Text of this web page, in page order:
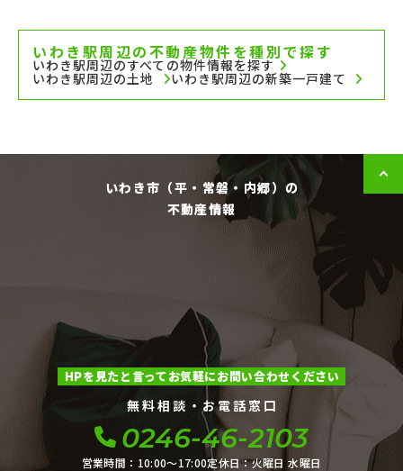
いわき駅周辺の不動産物件を種別で探す
いわき駅周辺のすべての物件情報を探す
いわき駅周辺の土地 いわき駅周辺の新築一戸建て
いわき市（平・常磐・内郷）の
不動産情報
HPを見たと言ってお気軽にお問い合わせください
無料相談・お電話窓口
0246-46-2103
営業時間：10:00〜17:00定休日：火曜日 水曜日